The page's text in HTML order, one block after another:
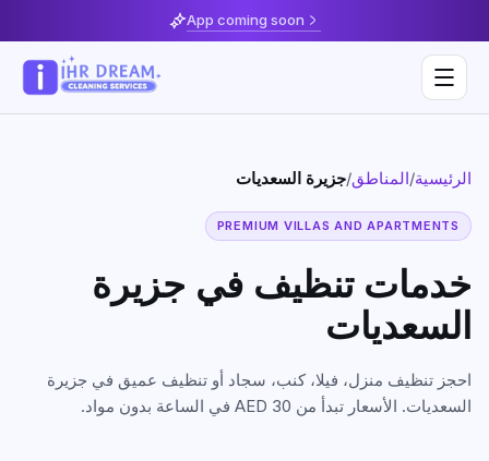
App coming soon
Villa Cleaning
Kitchen Cleaning
Al Reem Island
Al Reef
الرئيسية/المناطق/جزيرة السعديات
PREMIUM VILLAS AND APARTMENTS
خدمات تنظيف في جزيرة
السعديات
احجز تنظيف منزل، فيلا، كنب، سجاد أو تنظيف عميق في جزيرة
السعديات. الأسعار تبدأ من AED 30 في الساعة بدون مواد.